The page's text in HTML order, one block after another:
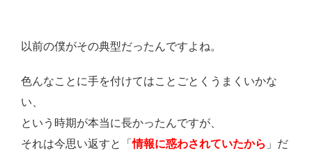
以前の僕がその典型だったんですよね。
色んなことに手を付けてはことごとくうまくいかな
い、
という時期が本当に長かったんですが、
それは今思い返すと「情報に惑わされていたから 」だ